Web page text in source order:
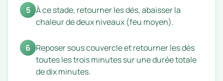
5 À ce stade, retourner les dés, abaisser la
chaleur de deux niveaux (feu moyen).
6 Reposer sous couvercle et retourner les dés
toutes les trois minutes sur une durée totale
de dix minutes.